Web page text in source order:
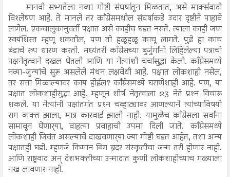
मानवी सभ्यतेला नव्या गोष्टी संघर्षातून मिळतात, असे मार्क्सवादी
विश्‍लेषण आहे. ते मानले तर काँग्रेसमधील संघर्षाकडे उदार दृष्टीने पाहावे
लागेल. एकचालुकानुवर्ती पक्षात असे काहीच घडत नसते. त्याला काही जण
स्वयंशिस्त म्हणू शकतील, पण ती हळूहळू काचू लागते. पुढे हा काच
बंडाचे रुप धारण करतो. मध्यंतरी काँग्रेसच्या बुर्जुर्गांनी लिहिलेल्या पत्राची
पक्षनेतृत्वाने दखल घेतली आणि या नेत्यांशी चर्चासुद्धा केली. काँग्रेसमध्ये
नव्या-जुन्यांचे सुरू असलेले मंथन लक्षवेधी आहे. पक्षात लोकशाही नसेल,
तर सत्ता मिळाल्यावर काय होईल? काँग्रेसमध्ये घराणेशाही आहे. पण, या
पक्षात लोकशाहीसुद्धा आहे. म्हणून शीर्ष नेतृत्वाला 23 नेते प्रश्‍न विचारू
शकले. या नेत्यांनी पक्षांतर्गत प्रश्‍न चव्हाट्यावर आणल्याने त्यांच्याविषयी
राग व्यक्त झाला, मात्र कारवाई झाली नाही. यामुळेच काँग्रेसला सर्वांना
सामावून घेणार्‍या, वाहत्या प्रवाहाची उपमा दिली जाते. काँग्रेसमध्ये
लोकशाही जिवंत असल्याचे दाखवणार्‍या ज्या गोष्टी घडत आहेत, तशा अन्य
पक्षातही घडो. म्हणजे किमान बिग ब्रदर संस्कृतीचा जन्म तरी होणार नाही.
आणि राष्ट्रवाद अन् देशभक्तीच्या उन्मादात कुणी लोकशाहीच्याच गळ्याला
नख लावणार नाही.